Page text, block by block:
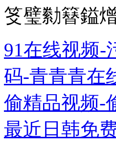
笅璧勬簮鎰
91在线视频-
码-青青青在
偷精品视频-
最近日韩免